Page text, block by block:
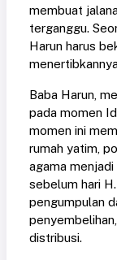
membuat
terganggu.
Harun harus
Baba Harun,
pada momen
momen ini
rumah yatim,
agama
sebelum hari
pengumpulan
distribusi.